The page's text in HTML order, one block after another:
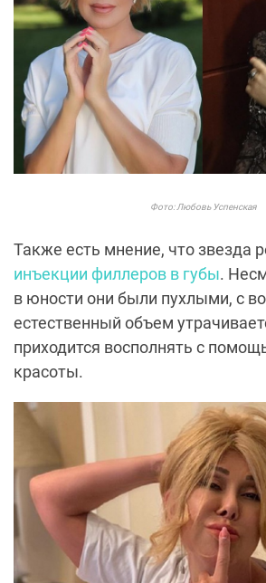
Фото: Любовь Успенская
Также есть мнение, что звезда
инъекции филлеров в губы.
в юности они были пухлыми, с
естественный объем
приходится восполнять с
красоты.